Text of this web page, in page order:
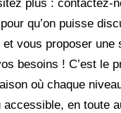
plus : contactez-
qu’on puisse
vous proposer une
besoins ! C’est le
où chaque
accessible, en toute